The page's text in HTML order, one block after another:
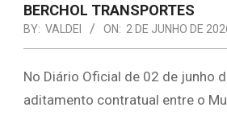
BERCHOL TRANSPORTES
BY: VALDEI ON: 2 DE JUNHO DE
No Diário Oficial de 02 de junho
aditamento contratual entre o